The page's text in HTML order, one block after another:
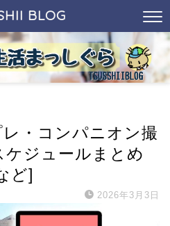
BLOG
・コンパニオン撮
ジュールまとめ
ど]
2026年3月3日